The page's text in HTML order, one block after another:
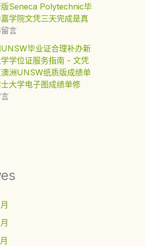
Seneca Polytechnic毕
学院文凭三天完成是真
言
毕业证合理补办新
学位证服务指南 - 文凭
澳洲UNSW纸质版成绩单
大学电子图成绩单修